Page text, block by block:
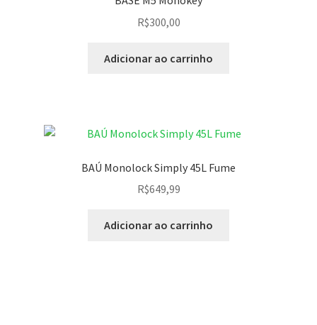
R$300,00
Adicionar ao carrinho
BAÚ Monolock Simply 45L Fume
R$649,99
Adicionar ao carrinho